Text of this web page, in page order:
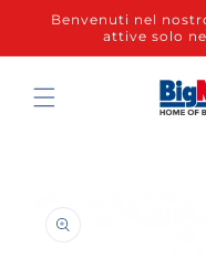
direttamente
ai contenuti
Benvenuti nel
attive solo
informazioni
sul prodotto